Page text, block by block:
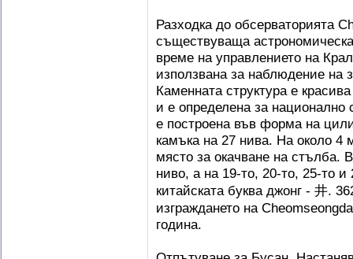
Разходка до обсерваторията
съществуваща
време на управлението на
използвана за наблюдение на
Каменната структура е
и е определена за национално
е построена във форма на
камъка на 27 нива. На около 4
място за окачване на стълба.
ниво, а на 19-то, 20-то, 25-то
китайската буква джонг - 井.
изграждането на
година.